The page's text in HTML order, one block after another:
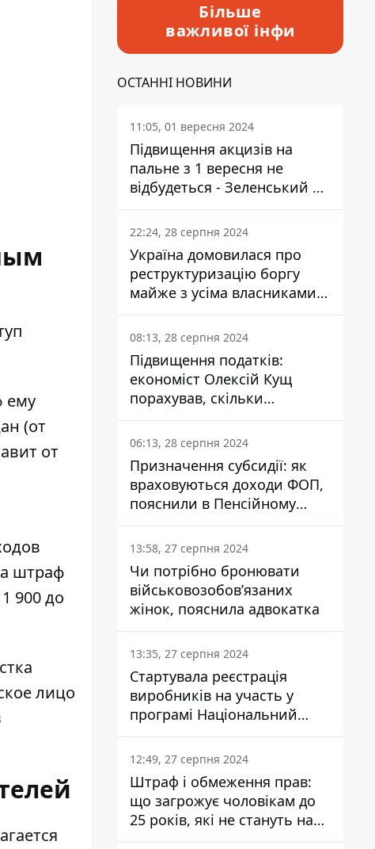
ему
(от
от
штраф
900 до
лицо
Більше
важливої інфи
ОСТАННІ НОВИНИ
11:05, 01 вересня 2024
Підвищення акцизів на
пальне з 1 вересня не
відбудеться - Зеленський не
підписав закон
22:24, 28 серпня 2024
Україна домовилася про
реструктуризацію боргу
майже з усіма власниками
єврооблігацій: що це
означає для країни
08:13, 28 серпня 2024
Підвищення податків:
економіст Олексій Кущ
порахував, скільки
заплатить кожен українець
06:13, 28 серпня 2024
Призначення субсидії: як
враховуються доходи ФОП,
пояснили в Пенсійному
фонді
13:58, 27 серпня 2024
Чи потрібно бронювати
військовозобов’язаних
жінок, пояснила адвокатка
13:35, 27 серпня 2024
Стартувала реєстрація
виробників на участь у
програмі Національний
кешбек: як це зробити
через портал Дія
12:49, 27 серпня 2024
Штраф і обмеження прав:
що загрожує чоловікам до
25 років, які не стануть на
військовий облік